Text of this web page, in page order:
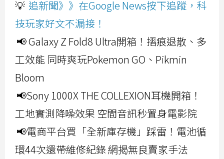
💡 追新聞》》在Google News按下追蹤，科
技玩家好文不漏接！
📢 Galaxy Z Fold8 Ultra開箱！摺痕退散、多
工效能 同時爽玩Pokemon GO、Pikmin
Bloom
📢Sony 1000X THE COLLEXION耳機開箱！
工地實測降噪效果 空間音訊秒置身電影院
📢電商平台買「全新庫存機」踩雷！電池循
環44次還帶維修紀錄 網揭無良賣家手法